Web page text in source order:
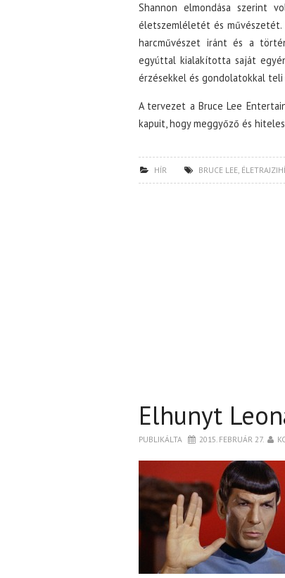
Shannon elmondása szerint
életszemléletét és művészetét.
harcművészet iránt és a
egyúttal kialakította saját
érzésekkel és gondolatokkal teli
A tervezet a Bruce Lee
kapuit, hogy meggyőző és
HÍR BRUCE LEE,
Elhunyt
PUBLIKÁLTA 2015. FEBRUÁR 27.